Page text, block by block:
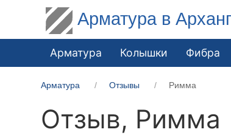
Арматура в
Арматура Колышки Фибра
Арматура Отзывы Римма
Отзыв, Римма